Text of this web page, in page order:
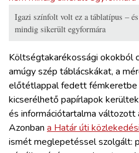
Igazi színfolt volt ez a táblatípus –
mindig sikerült egyformára
Költségtakarékossági okokból
amúgy szép táblácskákat, a
előtétlappal fedett fémkeretbe
kicserélhető papírlapok
és információtartalma változott
Azonban a Határ úti
ismét meglepetéssel szolgált: